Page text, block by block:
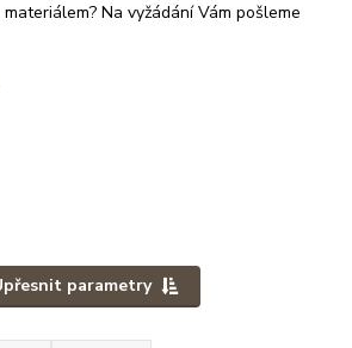
Na vyžádání Vám pošleme
parametry